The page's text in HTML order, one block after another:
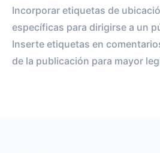
Incorporar etiquetas de
específicas para dirigirse a un
Inserte etiquetas en
de la publicación para mayor